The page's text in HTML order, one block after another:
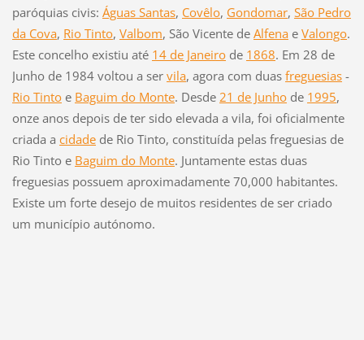
paróquias civis: Águas Santas, Covêlo, Gondomar, São Pedro
da Cova, Rio Tinto, Valbom, São Vicente de Alfenae Valongo.
Este concelho existiu até 14 de Janeirode 1868. Em 28 de
Junho de 1984 voltou a ser vila, agora com duas freguesias-
Rio Tintoe Baguim do Monte. Desde 21 de Junhode 1995,
onze anos depois de ter sido elevada a vila, foi oficialmente
criada a cidadede Rio Tinto, constituída pelasfreguesias de
Rio Tinto e Baguim do Monte. Juntamente estas duas
freguesias possuem aproximadamente 70,000 habitantes.
Existe um forte desejo de muitos residentes de ser criado
um município autónomo.